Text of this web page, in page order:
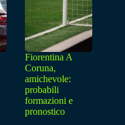
Fiorentina A
Coruna,
amichevole:
probabili
formazioni e
pronostico